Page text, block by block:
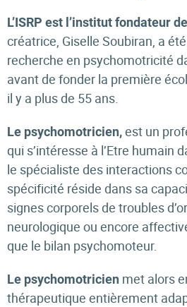
L’ISRP est l’institut fondateur
créatrice, Giselle Soubiran, a
recherche en psychomotricité
avant de fonder la première
il y a plus de 55 ans.
Le psychomotricien,est un
qui s’intéresse à l’Etre humain
le spécialiste des interactions
spécificité réside dans sa
signes corporels de troubles
neurologique ou encore
que le bilan psychomoteur.
Le psychomotricien met alors
thérapeutique entièrement